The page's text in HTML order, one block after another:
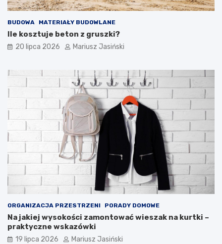
BUDOWA MATERIAŁY BUDOWLANE
Ile kosztuje beton z gruszki?
20 lipca 2026 Mariusz Jasiński
ORGANIZACJA PRZESTRZENI PORADY DOMOWE
Na jakiej wysokości zamontować wieszak na kurtki –
praktyczne wskazówki
19 lipca 2026 Mariusz Jasiński